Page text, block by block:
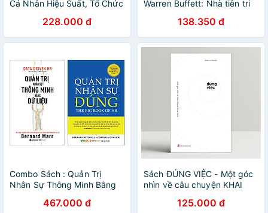
Cá Nhân Hiệu Suất, Tổ Chức
Cho Công Việc Quan Trọng
228.000 đ
Warren Buffett: Nhà tiên tri
tỷ của Phố Wall
138.350 đ
Combo Sách : Quản Trị
Nhân Sự Thông Minh Bằng
467.000 đ
Sách ĐÚNG VIỆC - Một góc
nhìn về câu chuyện KHAI
125.000 đ